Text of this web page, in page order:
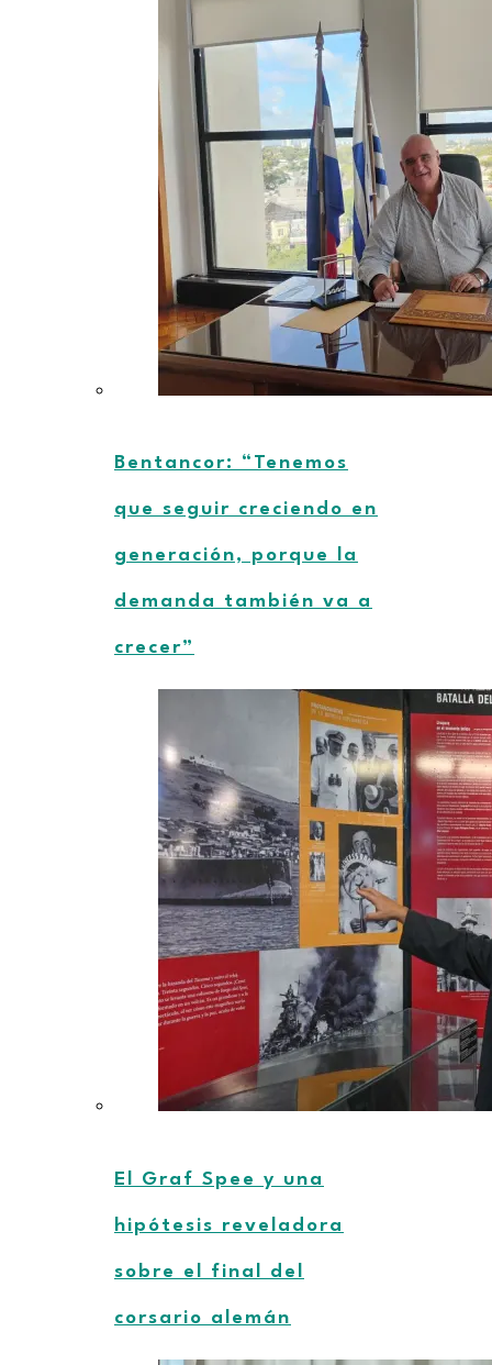
Bentancor: “Tenemos
que seguir creciendo en
generación, porque la
demanda también va a
crecer”
El Graf Spee y una
hipótesis reveladora
sobre el final del
corsario alemán